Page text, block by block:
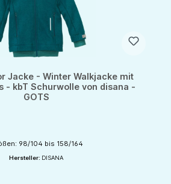
Jacke - Winter Walkjacke mit
- kbT Schurwolle von disana -
GOTS
98/104 bis 158/164
Hersteller: DISANA